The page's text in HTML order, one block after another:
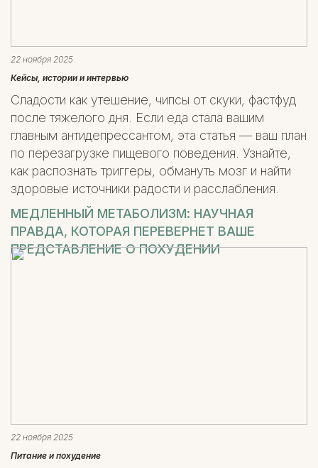
22 ноября 2025
Кейсы, истории и интервью
Сладости как утешение, чипсы от скуки, фастфуд
после тяжелого дня. Если еда стала вашим
главным антидепрессантом, эта статья — ваш план
по перезагрузке пищевого поведения. Узнайте,
как распознать триггеры, обмануть мозг и найти
здоровые источники радости и расслабления.
МЕДЛЕННЫЙ МЕТАБОЛИЗМ: НАУЧНАЯ
ПРАВДА, КОТОРАЯ ПЕРЕВЕРНЕТ ВАШЕ
ПРЕДСТАВЛЕНИЕ О ПОХУДЕНИИ
22 ноября 2025
Питание и похудение